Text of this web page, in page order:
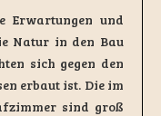
Erwartungen und
Natur in den Bau
sich gegen den
erbaut ist. Die im
sind groß